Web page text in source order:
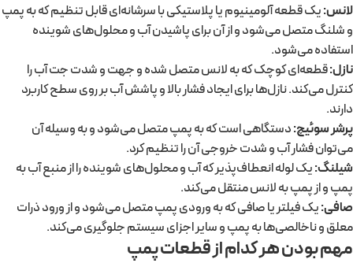
لانس:یک قطعه آلومینیوم یا پلاستیکی با سرشانه‌ای قابل تنظیم که به پمپ
و شلنگ متصل می‌شود و از آن برای پاشیدن آب و محلول‌های شوینده
استفاده می‌شود.
نازل:قطعه‌ای کوچک که به لانس متصل شده و جهت و شدت جت آب را
کنترل می‌کند. نازل‌ها برای ایجاد فشار بالا و پاشش آب بر روی سطح کاربرد
دارند.
پرشر سوئیچ:دستگاهی است که به پمپ متصل می‌شود و به وسیله آن
می‌توان فشار آب و شدت خروجی آن را تنظیم کرد.
شیلنگ:یک لوله انعطاف‌پذیر که آب و محلول‌های شوینده را از منبع آب به
پمپ و از پمپ به لانس منتقل می‌کند.
صافی:یک فیلتر یا صافی که به ورودی پمپ متصل می‌شود و از ورود ذرات
معلق و ناخالصی‌ها به پمپ و سایر اجزای سیستم جلوگیری می‌کند.
مهم بودن هر کدام از قطعات پمپ